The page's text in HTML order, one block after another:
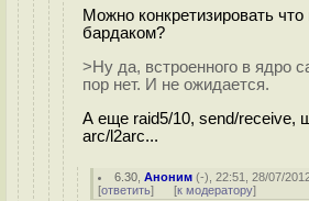
Можно конкретизировать
бардаком?
>Ну да, встроенного в ядро
пор нет. И не ожидается.
А еще raid5/10, send/receive,
arc/l2arc...
6.30 ,Аноним (-), 22:51, 28/07/
[ответить] [к модератору]